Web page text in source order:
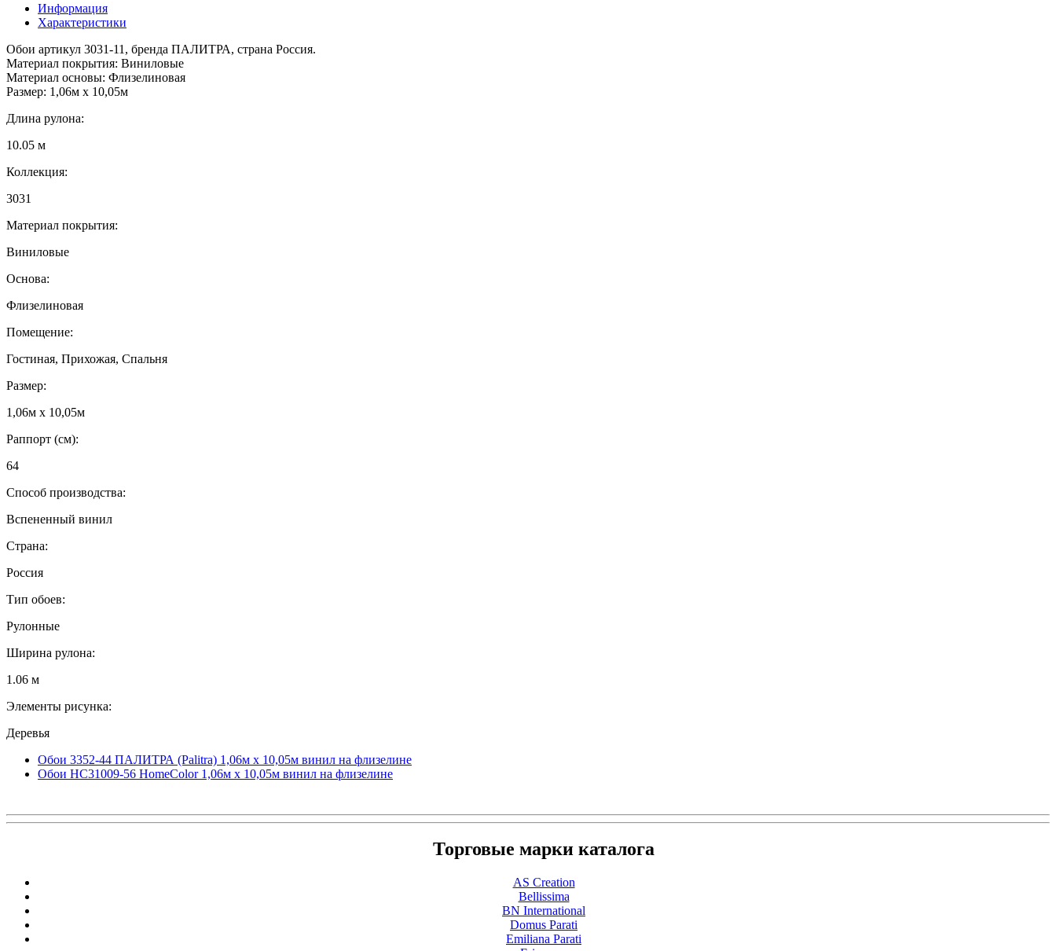
Информация
Характеристики
Обои артикул 3031-11, бренда ПАЛИТРА, страна Россия.
Материал покрытия: Виниловые
Материал основы: Флизелиновая
Размер: 1,06м х 10,05м
Длина рулона:
10.05 м
Коллекция:
3031
Материал покрытия:
Виниловые
Основа:
Флизелиновая
Помещение:
Гостиная, Прихожая, Спальня
Размер:
1,06м х 10,05м
Раппорт (см):
64
Способ производства:
Вспененный винил
Страна:
Россия
Тип обоев:
Рулонные
Ширина рулона:
1.06 м
Элементы рисунка:
Деревья
Обои 3352-44 ПАЛИТРА (Palitra) 1,06м х 10,05м винил на флизелине
Обои HC31009-56 HomeColor 1,06м х 10,05м винил на флизелине
Торговые марки каталога
AS Creation
Bellissima
BN International
Domus Parati
Emiliana Parati